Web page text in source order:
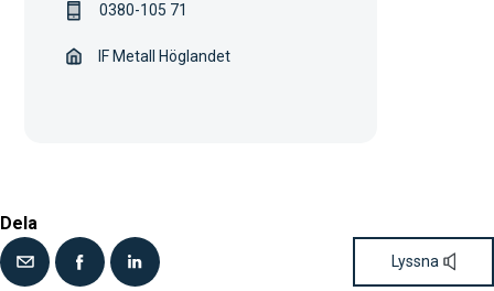
0380-105 71
IF Metall Höglandet
Dela
Lyssna